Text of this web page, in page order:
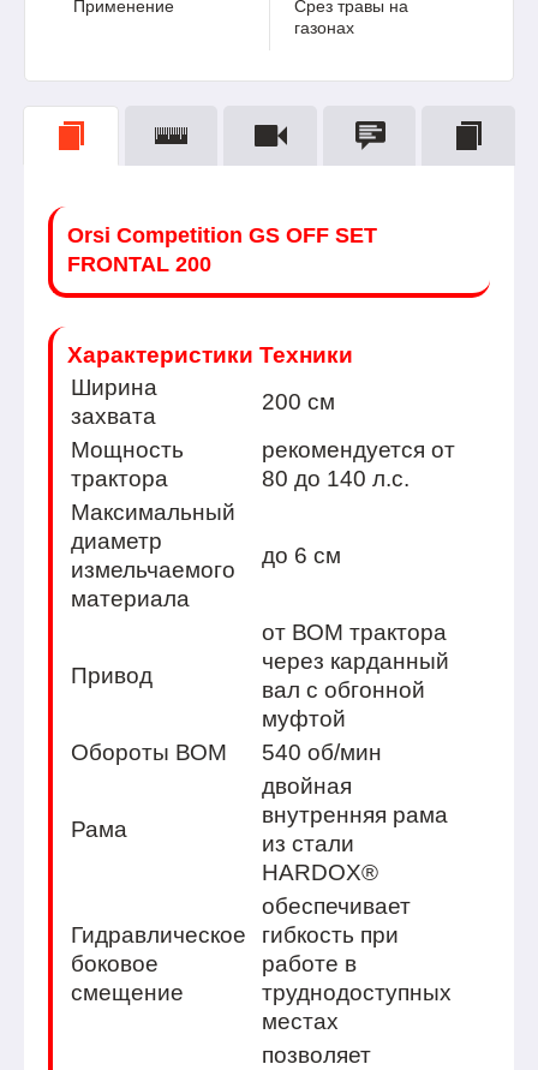
Применение
Срез травы на
газонах
Orsi Сompetition GS OFF SET
FRONTAL 200
Характеристики Техники
Ширина
захвата
200 см
Мощность
трактора
рекомендуется от
80 до 140 л.с.
Максимальный
диаметр
измельчаемого
материала
до 6 см
Привод
от ВОМ трактора
через карданный
вал с обгонной
муфтой
Обороты ВОМ
540 об/мин
Рама
двойная
внутренняя рама
из стали
HARDOX®
Гидравлическое
боковое
смещение
обеспечивает
гибкость при
работе в
труднодоступных
местах
позволяет